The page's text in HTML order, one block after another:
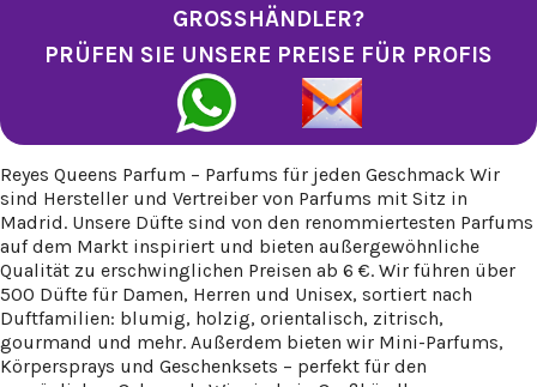
GROSSHÄNDLER?
PRÜFEN SIE UNSERE PREISE FÜR PROFIS
Reyes Queens Parfum – Parfums für jeden Geschmack Wir
sind Hersteller und Vertreiber von Parfums mit Sitz in
Madrid. Unsere Düfte sind von den renommiertesten Parfums
auf dem Markt inspiriert und bieten außergewöhnliche
Qualität zu erschwinglichen Preisen ab 6 €. Wir führen über
500 Düfte für Damen, Herren und Unisex, sortiert nach
Duftfamilien: blumig, holzig, orientalisch, zitrisch,
gourmand und mehr. Außerdem bieten wir Mini-Parfums,
Körpersprays und Geschenksets – perfekt für den